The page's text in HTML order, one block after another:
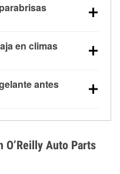
hasta la mitad de
los 0 °F, lo que
la sal y la nieve
la visibilidad.
en climas
°F que baja la
información sobre
antes
de frío
la protección
How-To.
Auto Parts